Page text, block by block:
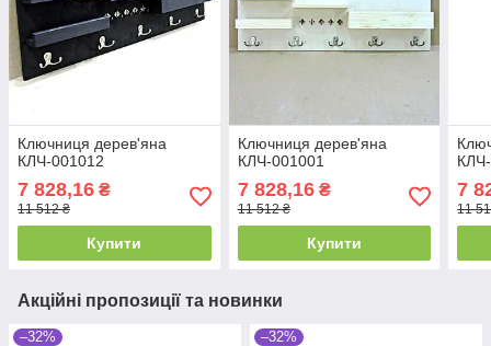
Ключниця дерев'яна
КЛЧ-001012
7 828,16 ₴
11 512 ₴
Купити
Ключниця дерев'яна
КЛЧ-001001
7 828,16₴
11 512 ₴
Купити
7
11
Акційні пропозиції та новинки
–32% –32%